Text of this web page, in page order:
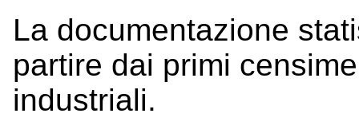
La documentazione
partire dai primi
industriali.